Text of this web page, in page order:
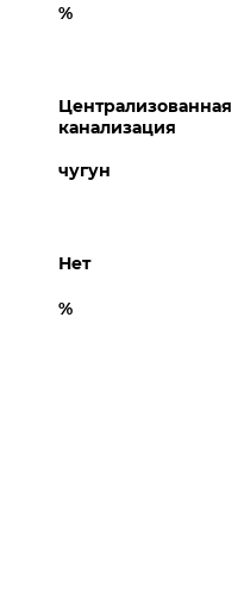
%
Централизованная
канализация
чугун
Нет
%